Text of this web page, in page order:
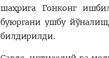
шаҳрига Гонконг
буюргани ушбу
билдирилди.